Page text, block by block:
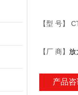
【型 号】
【厂 商】 放
产品